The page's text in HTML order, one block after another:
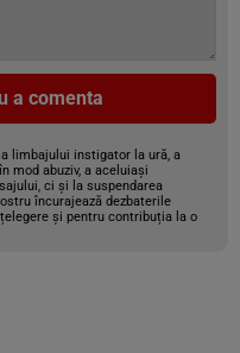
a comenta
limbajului instigator la ură, a
mod abuziv, a aceluiași
ci și la suspendarea
încurajează dezbaterile
și pentru contribuția la o